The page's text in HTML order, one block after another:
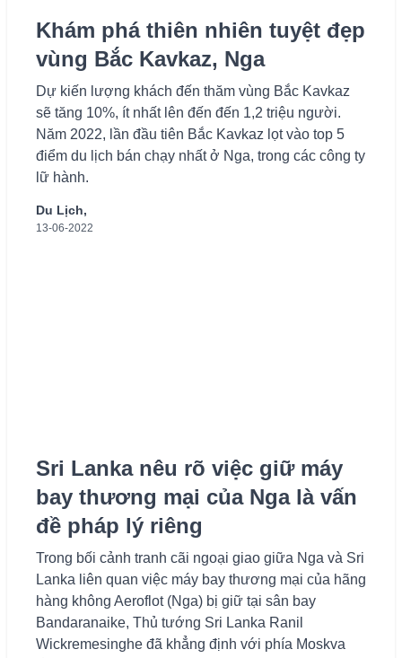
Khám phá thiên nhiên tuyệt đẹp
vùng Bắc Kavkaz, Nga
Dự kiến lượng khách đến thăm vùng Bắc Kavkaz
sẽ tăng 10%, ít nhất lên đến đến 1,2 triệu người.
Năm 2022, lần đầu tiên Bắc Kavkaz lọt vào top 5
điểm du lịch bán chạy nhất ở Nga, trong các công ty
lữ hành.
Du Lịch,
13-06-2022
Sri Lanka nêu rõ việc giữ máy
bay thương mại của Nga là vấn
đề pháp lý riêng
Trong bối cảnh tranh cãi ngoại giao giữa Nga và Sri
Lanka liên quan việc máy bay thương mại của hãng
hàng không Aeroflot (Nga) bị giữ tại sân bay
Bandaranaike, Thủ tướng Sri Lanka Ranil
Wickremesinghe đã khẳng định với phía Moskva